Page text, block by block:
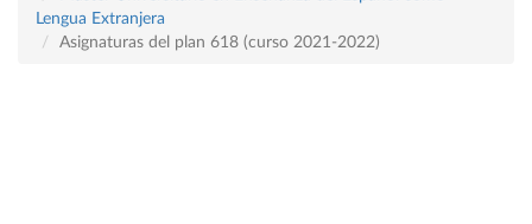
Lengua Extranjera
Asignaturas del plan 618 (curso 2021-2022)